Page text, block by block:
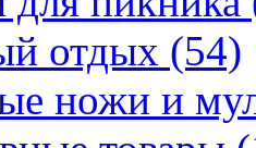
отдых (54)
ножи и